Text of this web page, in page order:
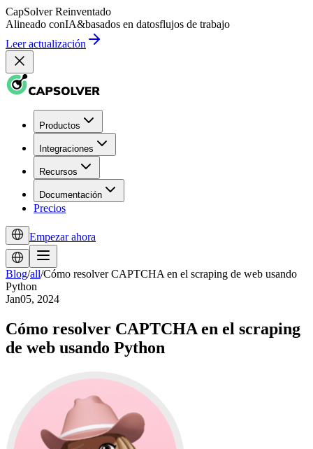
CapSolver Reinventado
Alineado conIA&basados en datosflujos de trabajo
Leer actualización
Productos
Integraciones
Recursos
Documentación
Precios
Empezar ahora
Blog/all/Cómo resolver CAPTCHA en el scraping de web usando
Python
Jan05, 2024
Cómo resolver CAPTCHA en el scraping
de web usando Python